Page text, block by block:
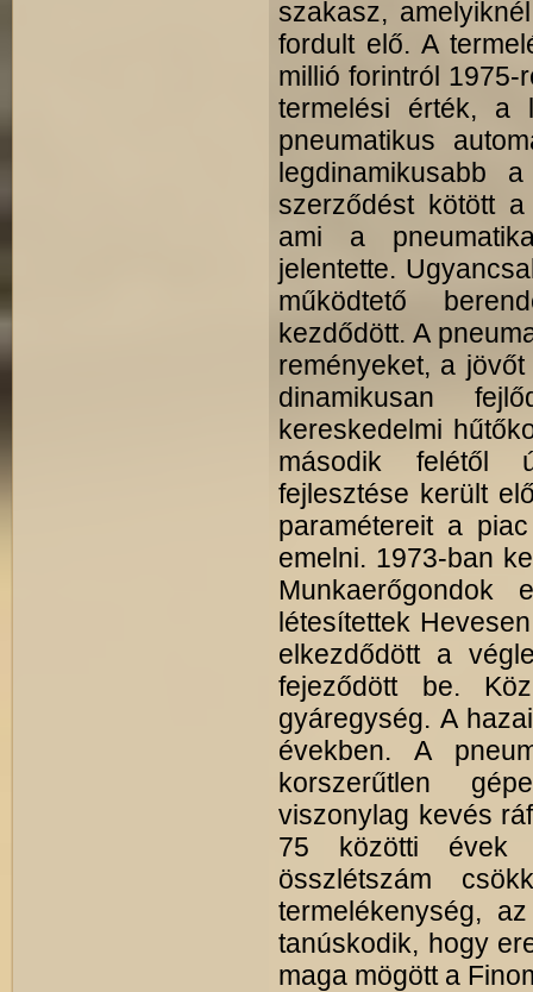
szakasz,
fordult elő. A
millió forintról 1975-
termelési érték, a
pneumatikus
legdinamikusabb
szerződést kötött
ami a
jelentette.
működtető
kezdődött. A
reményeket, a
dinamikusan
kereskedelmi
második felétől
fejlesztése került
paramétereit a
emelni. 1973-ban
Munkaerőgondok
létesítettek
elkezdődött a
fejeződött be.
gyáregység. A
években. A
korszerűtlen
viszonylag kevés
75 közötti évek
összlétszám
termelékenység,
tanúskodik, hogy
maga mögött a